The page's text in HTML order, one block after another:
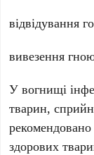
відвідування
вивезення
У вогнищі
тварин,
здорових